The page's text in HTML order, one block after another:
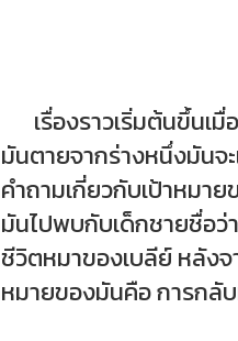
เรื่องราวเริ่มต้นขึ้นเ
มันตายจากร่างหนึ่งมันจ
คำถามเกี่ยวกับเป้าหมา
มันไปพบกับเด็กชายชื่อว่
ชีวิตหมาของเบลีย์ หลังจ
หมายของมันคือ การกลั